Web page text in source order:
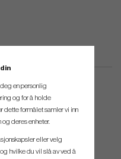
en personlig
og for å holde
dette formålet samler vi inn
deres enheter.
eller velg
hvilke du vil slå av ved å